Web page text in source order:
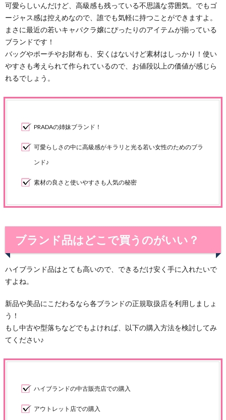
可愛らしいんだけど、高級感も残っている不思議な雰囲気。でもゴ
ージャス感は控えめなので、誰でも気軽に持つことができますよ。
まさに最近の若いキャバクラ嬢にぴったりのアイテムが揃っている
ブランドです！
バッグやポーチやお財布も、安くはないけど素材はしっかり！使い
やすさも考えられて作られているので、お値段以上の価値が感じら
れるでしょう。
PRADAの姉妹ブランド！
可愛らしさの中に高級感がキラリと光る若い女性のためのブラ
ンド♪
素材の良さと使いやすさも人気の秘密
ブランド品はどこで買うのがいい？
ハイブランド品はとても高いので、できるだけ安く手に入れたいで
すよね。
新品や美品にこだわるなら各ブランドの正規取扱店を利用しましょ
う！
もし中古や型落ちなどでもよければ、以下の購入方法を検討してみ
てください♪
ハイブランドの中古販売店での購入
アウトレット店での購入